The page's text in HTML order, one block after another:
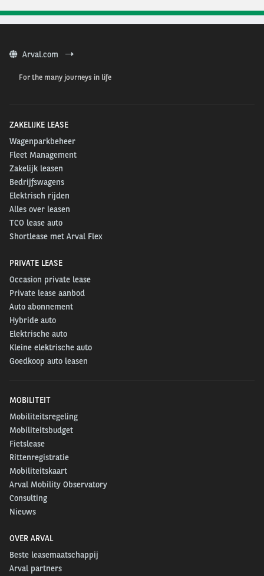
Arval.com
For the many journeys in life
ZAKELIJKE LEASE
Wagenparkbeheer
Fleet Management
Zakelijk leasen
Bedrijfswagens
Elektrisch rijden
Alles over leasen
TCO lease auto
Shortlease met Arval Flex
PRIVATE LEASE
Occasion private lease
Private lease aanbod
Auto abonnement
Hybride auto
Elektrische auto
Kleine elektrische auto
Goedkoop auto leasen
MOBILITEIT
Mobiliteitsregeling
Mobiliteitsbudget
Fietslease
Rittenregistratie
Mobiliteitskaart
Arval Mobility Observatory
Consulting
Nieuws
OVER ARVAL
Beste leasemaatschappij
Arval partners